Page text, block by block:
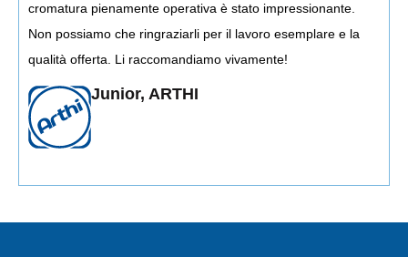
cromatura pienamente operativa è stato impressionante.
Non possiamo che ringraziarli per il lavoro esemplare e la
qualità offerta. Li raccomandiamo vivamente!
Junior, ARTHI